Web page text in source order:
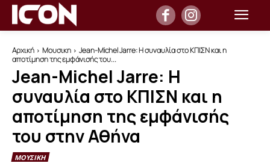
Αρχική Μουσικη
Jean-Michel Jarre: Η συναυλία στο ΚΠΙΣΝ και η
αποτίμηση της εμφάνισής του...
Jean-Michel Jarre: Η
συναυλία στο ΚΠΙΣΝ και η
αποτίμηση της εμφάνισής
του στην Αθήνα
ΜΟΥΣΙΚΗ